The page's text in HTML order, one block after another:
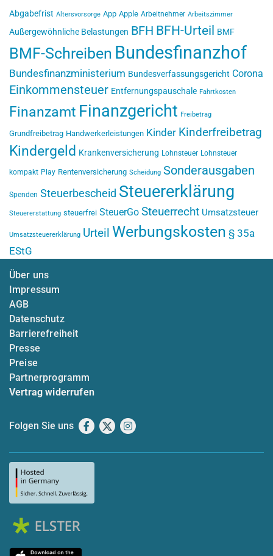
Abgabefrist Altersvorsorge App Apple Arbeitnehmer Arbeitszimmer
Außergewöhnliche Belastungen BFH BFH-Urteil BMF
BMF-Schreiben Bundesfinanzhof
Bundesfinanzministerium Bundesverfassungsgericht Corona
Einkommensteuer Entfernungspauschale Fahrtkosten
Finanzamt Finanzgericht Freibetrag
Grundfreibetrag Handwerkerleistungen Kinder Kinderfreibetrag
Kindergeld Krankenversicherung Lohnsteuer Lohnsteuer
kompakt Play Rentenversicherung Scheidung Sonderausgaben
Spenden Steuerbescheid Steuererklärung
Steuererstattung steuerfrei SteuerGo Steuerrecht Umsatzsteuer
Umsatzsteuererklärung Urteil Werbungskosten § 35a
EStG
Über uns
Impressum
AGB
Datenschutz
Barrierefreiheit
Presse
Preise
Partnerprogramm
Vertrag widerrufen
Folgen Sie uns Facebook
X Instagram